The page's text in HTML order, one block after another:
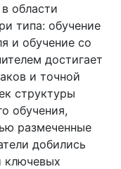
области
типа: обучение
и обучение со
достигает
и точной
структуры
обучения,
размеченные
добились
ключевых